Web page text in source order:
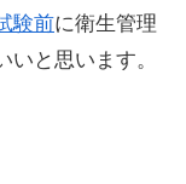
験前に衛生管理
と思います。